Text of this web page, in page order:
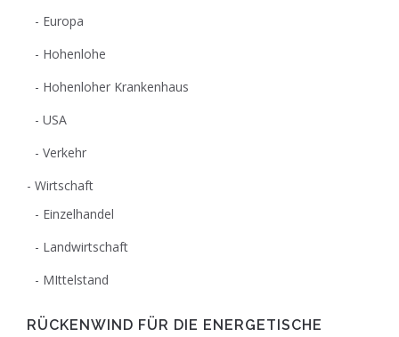
Europa
Hohenlohe
Hohenloher Krankenhaus
USA
Verkehr
Wirtschaft
Einzelhandel
Landwirtschaft
MIttelstand
RÜCKENWIND FÜR DIE ENERGETISCHE